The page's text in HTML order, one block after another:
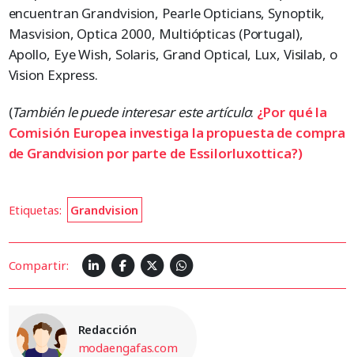
encuentran Grandvision, Pearle Opticians, Synoptik,
Masvision, Optica 2000, Multiópticas (Portugal),
Apollo, Eye Wish, Solaris, Grand Optical, Lux, Visilab, o
Vision Express.
(También le puede interesar este artículo: ¿Por qué la
Comisión Europea investiga la propuesta de compra
de Grandvision por parte de Essilorluxottica?)
Etiquetas: Grandvision
Compartir:
Redacción
modaengafas.com